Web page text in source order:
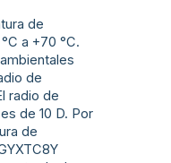
de
a +70 °C.
de
radio de
de 10 D. Por
de